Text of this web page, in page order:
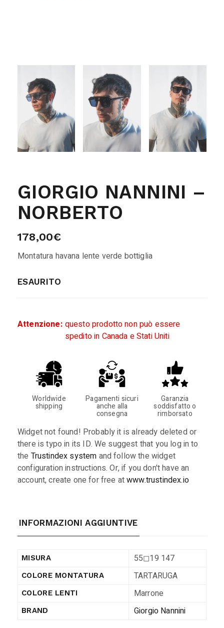
GIORGIO NANNINI –
NORBERTO
178,00€
Montatura havana lente verde bottiglia
ESAURITO
Attenzione: questo prodotto non può essere
spedito in Canada e Stati Uniti
Worldwide
shipping
Pagamenti sicuri
anche alla
consegna
Garanzia
soddisfatto o
rimborsato
Widget not found! Probably it is already deleted or
there is typo in its ID. We suggest that you log in to
the Trustindex system and follow the widget
configuration instructions. Or, if you don't have an
account, create one for free atwww.trustindex.io
INFORMAZIONI AGGIUNTIVE
MISURA 55◻︎19 147
COLORE MONTATURA TARTARUGA
COLORE LENTI Marrone
BRAND Giorgio Nannini